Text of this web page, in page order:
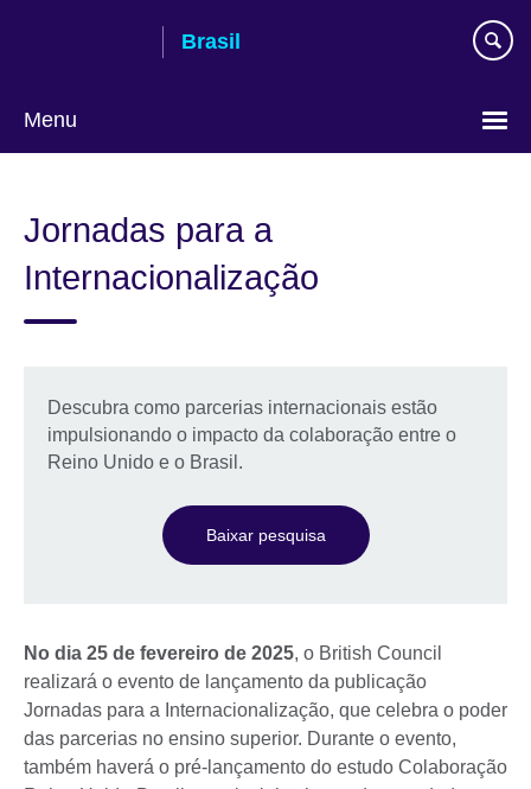
Brasil
Menu
language
Jornadas para a
Internacionalização
Descubra como parcerias internacionais estão
impulsionando o impacto da colaboração entre o
Reino Unido e o Brasil.
Baixar pesquisa
No dia 25 de fevereiro de 2025, o British Council
realizará o evento de lançamento da publicação
Jornadas para a Internacionalização, que celebra o poder
das parcerias no ensino superior. Durante o evento,
também haverá o pré-lançamento do estudo Colaboração